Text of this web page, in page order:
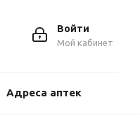
Войти
Мой кабинет
Адреса аптек